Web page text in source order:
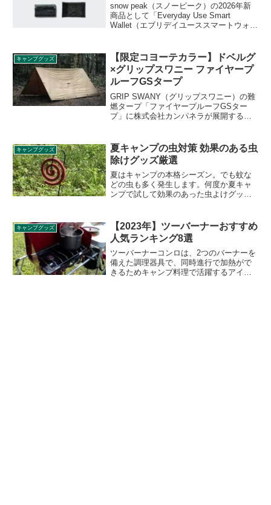
snow peak（スノーピーク）の2026年新
商品として「Everyday Use Smart
Wallet（エブリデイユーススマートウォレ
りウォレットで、手のひらに収まるサイ
ズなので、ポケットやバッグに入れても
邪魔になりません。詳細をレビューしま
す。
キャンプグッズ
【限定コヨーテカラー】ドベルグ
×グリップスワニー ファイヤープ
ルーフGSタープ
GRIP SWANY（グリップスワニー）の難
燃タープ「ファイヤープルーフGSター
プ」に株式会社カンパネラが展開するオ
場しました。詳細をレビューします。
キャンプグッズ
夏キャンプの虫対策 効果のある虫
除けグッズ厳選
夏はキャンプの本格シーズン。でも蚊な
どの虫も多く発生します。何度か夏キャ
ンプで試して効果のあった虫よけグッズ
願いします。Follow @Camp__Review...
キャンプグッズ
【2023年】ツーバーナーおすすめ
人気ランキング8選
ツーバーナーコンロは、2つのバーナーを
備えた調理器具で、同時進行で加熱がで
きるためキャンプ料理で活躍するアイテ